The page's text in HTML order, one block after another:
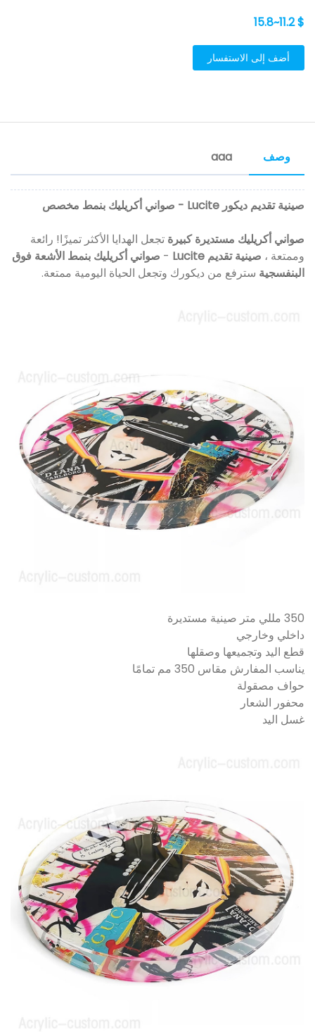
$ 11.2~15.8
أضف إلى الاستفسار
وصف aaa
صينية تقديم ديكور Lucite - صواني أكريليك بنمط مخصص
صواني أكريليك مستديرة كبيرة تجعل الهدايا الأكثر تميزًا! رائعة
وممتعة ، صينية تقديم Lucite - صواني أكريليك بنمط الأشعة فوق
البنفسجية سترفع من ديكورك وتجعل الحياة اليومية ممتعة.
350 مللي متر صينية مستديرة
داخلي وخارجي
قطع اليد وتجميعها وصقلها
يناسب المفارش مقاس 350 مم تمامًا
حواف مصقولة
محفور الشعار
غسل اليد